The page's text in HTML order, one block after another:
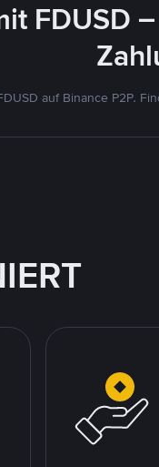
FDUSD
auf Binance P2P.